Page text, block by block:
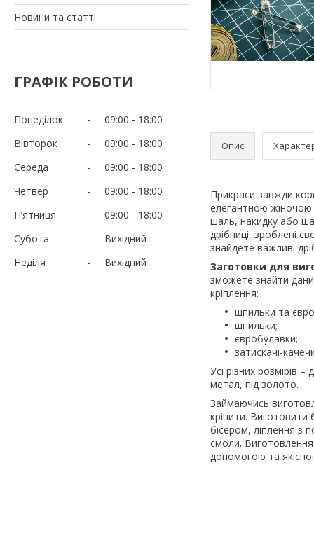
Новини та статті
ГРАФІК РОБОТИ
Понеділок 09:00
18:00
Вівторок
09:00
18:00
Середа
09:00
18:00
Четвер
09:00
18:00
Пʼятниця
09:00
18:00
Субота
Вихідний
Неділя
Вихідний
Опис
Прикраси завжди
елегантною жіночою
шаль, накидку або
дрібниці, зроблені
знайдете важливі
Заготовки для
зможете знайти
кріплення:
шпильки та
шпильки;
євробулавки;
затискачі-
Усі різних розмірів
метал, під золото.
Займаючись
кріпити.
бісером, ліплення з
смоли.
допомогою та